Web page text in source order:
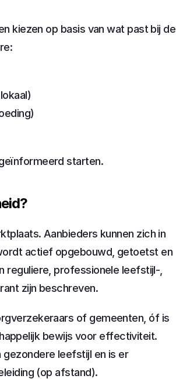
kiezen op basis van wat past bij de
starten.
Aanbieders kunnen zich in
actief opgebouwd, getoetst en
reguliere, professionele leefstijl-,
zijn beschreven.
of gemeenten, óf is
bewijs voor effectiviteit.
gezondere leefstijl en is er
(op afstand).